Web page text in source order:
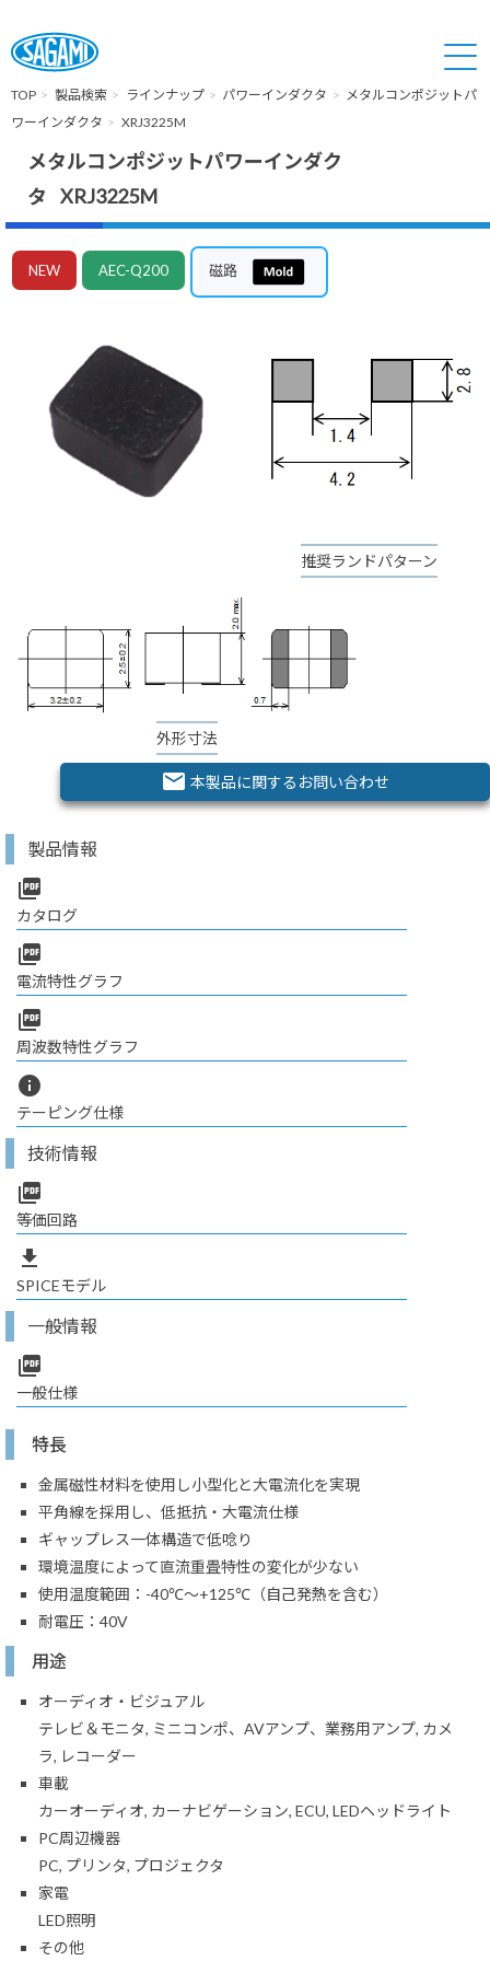
TOP 製品検索 ラインナップ パワーインダクタ
メタルコンポジットパ
ワーインダクタ
XRJ3225M
メタルコンポジットパワーインダク
タ XRJ3225M
NEW AEC-Q200 磁路
推奨ランドパターン
外形寸法
email 本製品に関するお問い合わせ
製品情報
picture_as_pdf
カタログ
picture_as_pdf
電流特性グラフ
picture_as_pdf
周波数特性グラフ
info
テーピング仕様
技術情報
picture_as_pdf
等価回路
file_download
SPICEモデル
一般情報
picture_as_pdf
一般仕様
特長
金属磁性材料を使用し小型化と大電流化を実現
平角線を採用し、低抵抗・大電流仕様
ギャップレス一体構造で低唸り
環境温度によって直流重畳特性の変化が少ない
使用温度範囲：-40℃～+125℃（自己発熱を含む）
耐電圧：40V
用途
オーディオ・ビジュアル
テレビ＆モニタ, ミニコンポ、AVアンプ、業務用アンプ, カメ
ラ, レコーダー
車載
カーオーディオ, カーナビゲーション, ECU, LEDヘッドライト
PC周辺機器
PC, プリンタ, プロジェクタ
家電
LED照明
その他